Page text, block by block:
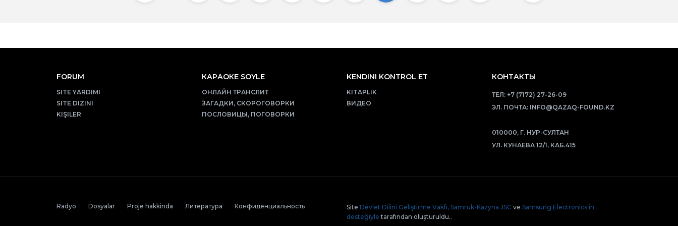
FORUM
SITE YARDIMI
SITE DIZINI
KIŞILER
КАРАОКЕ SOYLE
ОНЛАЙН ТРАНСЛИТ
ЗАГАДКИ, СКОРОГОВОРКИ
ПОСЛОВИЦЫ, ПОГОВОРКИ
KENDINI KONTROL ET
KITAPLIK
ВИДЕО
КОНТАКТЫ
ТЕЛ: +7 (7172) 27-26-09
ЭЛ. ПОЧТА: INFO@QAZAQ-FOUND.KZ
010000, Г. НУР-СУЛТАН
УЛ. КУНАЕВА 12/1, КАБ.415
Radyo Dosyalar Proje hakkinda Литература Конфиденциальность Site Devlet Dilini Geliştirme Vakfı, Samruk-Kazyna JSC ve Samsung Electronics'in
desteğiyletarafından oluşturuldu..